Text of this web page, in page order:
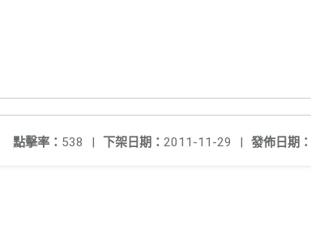
發佈日期：
下架日期： 2011-11-29 |
點擊率： 538 |